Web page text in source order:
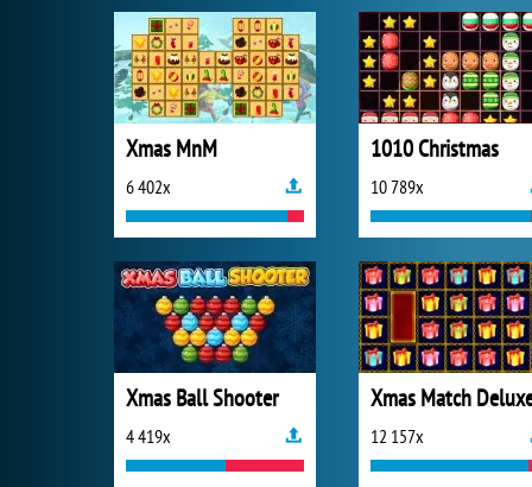
Xmas MnM
6 402x
1010 Christmas
10 789x
Xmas Ball Shooter
4 419x
Xmas Match
12 157x